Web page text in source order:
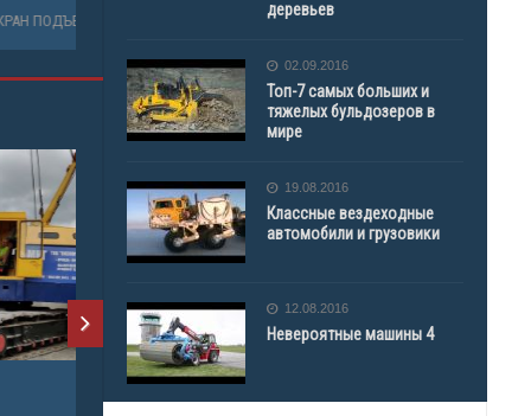
деревьев
02.09.2016
Топ-7 самых больших и
тяжелых бульдозеров в
мире
19.08.2016
Классные вездеходные
автомобили и грузовики
12.08.2016
Невероятные машины 4